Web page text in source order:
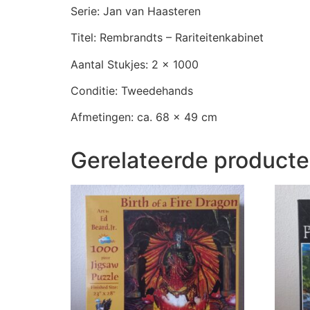
Serie: Jan van Haasteren
Titel: Rembrandts – Rariteitenkabinet
Aantal Stukjes: 2 x 1000
Conditie: Tweedehands
Afmetingen: ca. 68 x 49 cm
Gerelateerde